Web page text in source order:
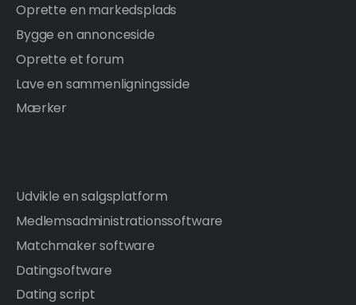
Oprette en markedsplads
Bygge en annonceside
Oprette et forum
Lave en sammenligningsside
Mærker
Udvikle en salgsplatform
Medlemsadministrationssoftware
Matchmaker software
Datingsoftware
Dating script